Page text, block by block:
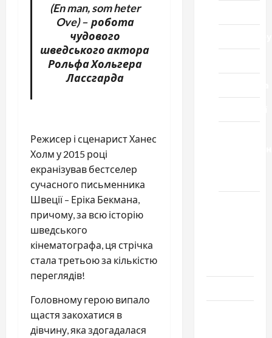
(En man, som heter
Ove) – робота
чудового
шведського актора
Рольфа Хольгера
Лассгарда
Режисер і сценарист Ханес
Холм у 2015 році
екранізував бестселер
сучасного письменника
Швеції – Еріка Бекмана,
причому, за всю історію
шведського
кінематографа, ця стрічка
стала третьою за кількістю
переглядів!
Головному герою випало
щастя закохатися в
дівчину, яка здогадалася